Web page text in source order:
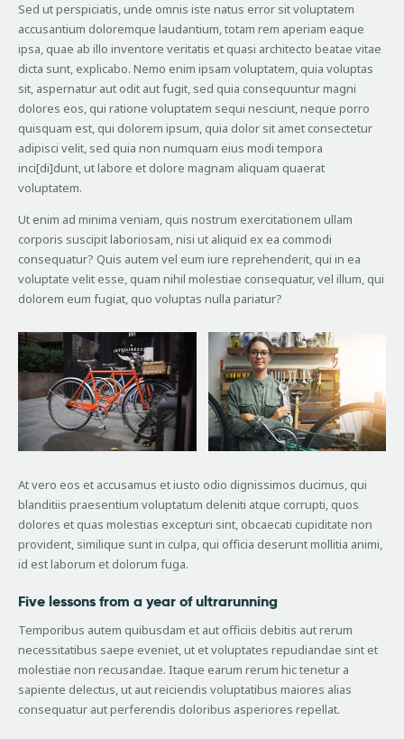
Sed ut perspiciatis, unde omnis iste natus error sit voluptatem
accusantium doloremque laudantium, totam rem aperiam eaque
ipsa, quae ab illo inventore veritatis et quasi architecto beatae vitae
dicta sunt, explicabo. Nemo enim ipsam voluptatem, quia voluptas
sit, aspernatur aut odit aut fugit, sed quia consequuntur magni
dolores eos, qui ratione voluptatem sequi nesciunt, neque porro
quisquam est, qui dolorem ipsum, quia dolor sit amet consectetur
adipisci velit, sed quia non numquam eius modi tempora
inci[di]dunt, ut labore et dolore magnam aliquam quaerat
voluptatem.
Ut enim ad minima veniam, quis nostrum exercitationem ullam
corporis suscipit laboriosam, nisi ut aliquid ex ea commodi
consequatur? Quis autem vel eum iure reprehenderit, qui in ea
voluptate velit esse, quam nihil molestiae consequatur, vel illum, qui
dolorem eum fugiat, quo voluptas nulla pariatur?
At vero eos et accusamus et iusto odio dignissimos ducimus, qui
blanditiis praesentium voluptatum deleniti atque corrupti, quos
dolores et quas molestias excepturi sint, obcaecati cupiditate non
provident, similique sunt in culpa, qui officia deserunt mollitia animi,
id est laborum et dolorum fuga.
Five lessons from a year of ultrarunning
Temporibus autem quibusdam et aut officiis debitis aut rerum
necessitatibus saepe eveniet, ut et voluptates repudiandae sint et
molestiae non recusandae. Itaque earum rerum hic tenetur a
sapiente delectus, ut aut reiciendis voluptatibus maiores alias
consequatur aut perferendis doloribus asperiores repellat.